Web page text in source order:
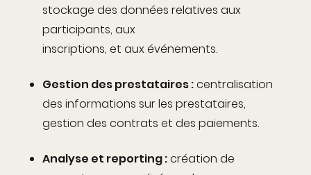
stockage des données relatives aux
participants, aux
inscriptions, et aux événements.
Gestion des prestataires:centralisation
des informations sur les prestataires,
gestion des contrats et des paiements.
Analyse et reporting:création de